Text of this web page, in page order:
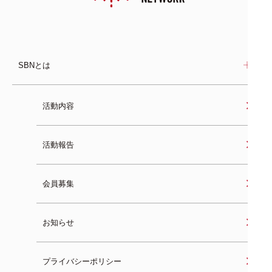
SBNとは
活動内容
活動報告
会員募集
お知らせ
プライバシーポリシー